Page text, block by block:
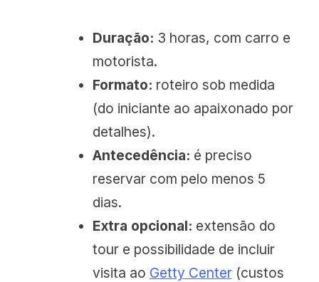
Duração: 3 horas, com carro e
motorista.
Formato: roteiro sob medida
(do iniciante ao apaixonado por
detalhes).
Antecedência: é preciso
reservar com pelo menos 5
dias.
Extra opcional: extensão do
tour e possibilidade de incluir
visita ao Getty Center(custos